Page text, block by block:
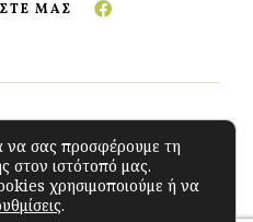
ΜΑΣ
Store.All Rights
byiSoftCloud
να σας προσφέρουμε τη
στον ιστότοπό μας.
χρησιμοποιούμε ή να
.